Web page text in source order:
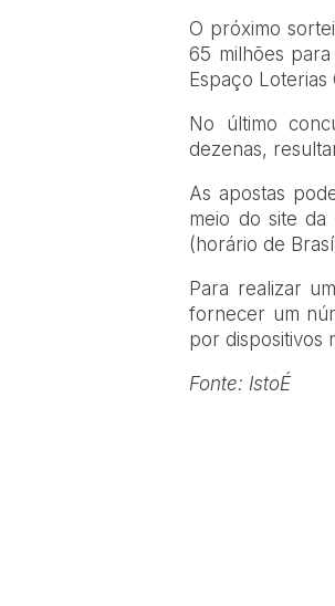
O próximo
65 milhões
Espaço
No último
dezenas,
As apostas
meio do site da
(horário de
Para realizar
fornecer um
por dispositivos
Fonte: IstoÉ